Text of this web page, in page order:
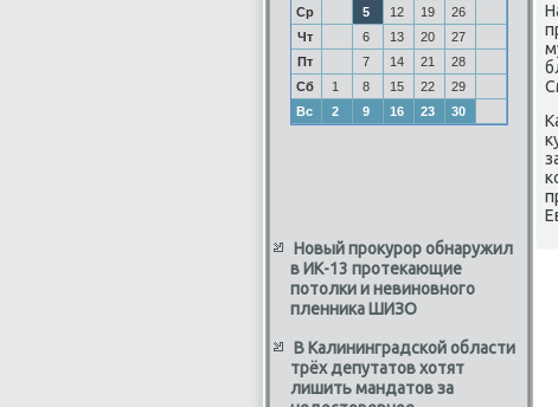
Ср
5 12 19
26
Чт
6 13 20
27
Пт
7 14 21
28
Сб
1 8 15 22
29
Вс
2 9 16 23 30
Новый прокурор обнаружил
в ИК-13 протекающие
потолки и невиновного
пленника ШИЗО
В Калининградской области
трёх депутатов хотят
лишить мандатов за